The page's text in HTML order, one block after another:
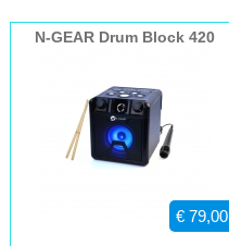
N-GEAR Drum Block 420
€ 79,00